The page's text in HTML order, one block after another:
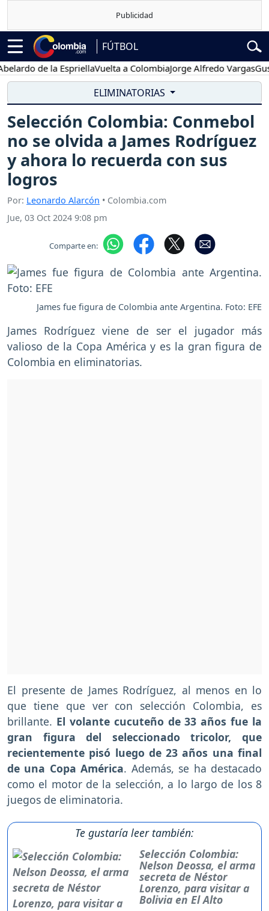
FÚTBOL
de la EspriellaVuelta a ColombiaJorge Alfredo Vargas
ELIMINATORIAS
Selección Colombia: Conmebol
no se olvida a James Rodríguez
y ahora lo recuerda con sus
logros
Por: Leonardo Alarcón • Colombia.com
Jue, 03 Oct 2024 9:08 pm
Comparte en:
James fue figura de Colombia ante Argentina. Foto: EFE
James Rodríguez viene de ser el jugador más
valioso de la Copa América y es la gran figura de
Colombia en eliminatorias.
El presente de James Rodríguez, al menos en lo
que tiene que ver con selección Colombia, es
brillante. El volante cucuteño de 33 años fue la
gran figura del seleccionado tricolor, que
recientemente pisó luego de 23 años una final
de una Copa América. Además, se ha destacado
como el motor de la selección, a lo largo de los 8
juegos de eliminatoria.
Te gustaría leer también:
Selección Colombia:
Nelson Deossa, el arma
secreta de Néstor
Lorenzo, para visitar a
Bolivia en El Alto